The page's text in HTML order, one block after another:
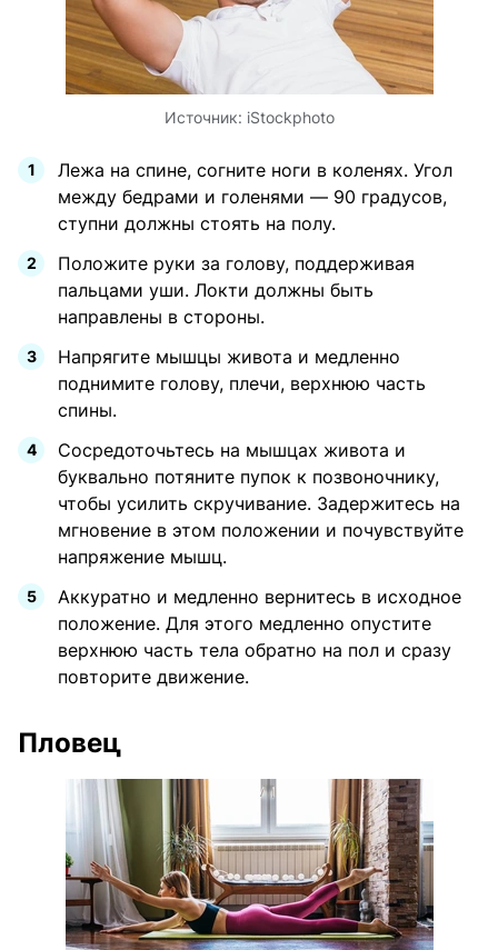
Источник: iStockphoto
Лежа на спине, согните ноги в коленях. Угол
между бедрами и голенями — 90 градусов,
ступни должны стоять на полу.
Положите руки за голову, поддерживая
пальцами уши. Локти должны быть
направлены в стороны.
Напрягите мышцы живота и медленно
поднимите голову, плечи, верхнюю часть
спины.
Сосредоточьтесь на мышцах живота и
буквально потяните пупок к позвоночнику,
чтобы усилить скручивание. Задержитесь на
мгновение в этом положении и почувствуйте
напряжение мышц.
Аккуратно и медленно вернитесь в исходное
положение. Для этого медленно опустите
верхнюю часть тела обратно на пол и сразу
повторите движение.
Пловец